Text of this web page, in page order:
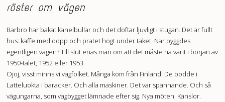
röster om vägen
Barbro har bakat kanelbullar och det doftar ljuvligt i stugan. Det är fullt
hus: kaffe med dopp och pratet högt under taket. När byggdes
egentligen vägen? Till slut enas man om att det måste ha varit i början av
1950-talet, 1952 eller 1953.
Ojoj, visst minns vi vägfolket. Många kom från Finland. De bodde i
Latteluokta i baracker. Och alla maskiner. Det var spännande. Och så
vägungarna, som vägbygget lämnade efter sig. Nya möten. Känslor.